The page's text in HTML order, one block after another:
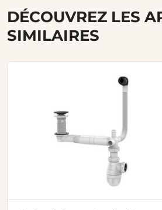
DÉCOUVREZ LES
SIMILAIRES